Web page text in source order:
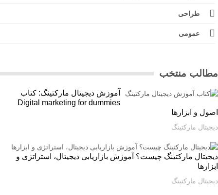
طراحی
عمومی
منتخب
آموزش دیجیتال مارکتینگ: کتاب
Digital marketing for dummies
و ابزارها
مارکتینگ
مارکتینگ چیست؟ آموزش بازاریابی دیجیتال، استراتژی و
مارکتینگ